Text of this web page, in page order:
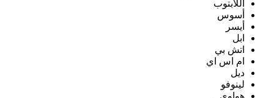
اللابتوب
أسوس
أيسر
ابل
اتش بي
ام اس اي
ديل
لينوفو